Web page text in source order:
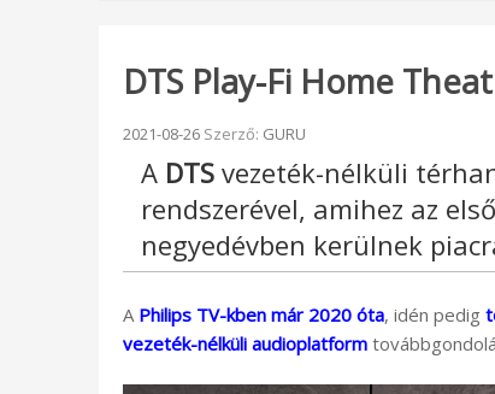
DTS Play-Fi Home
Beküldve:
2021-08-26 Szerző: GURU
A DTS vezeték-nélküli
rendszerével, amihez az
negyedévben kerülnek
A Philips TV-kben már 2020 óta, idén pedig
vezeték-nélküli audioplatform